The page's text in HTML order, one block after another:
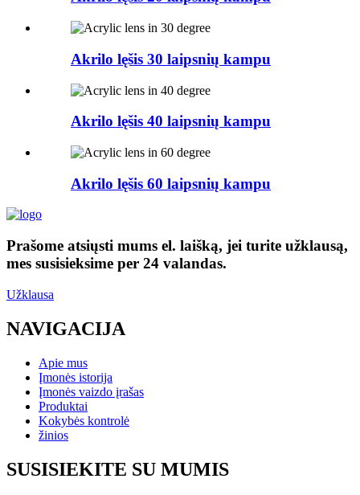
Akrilo lęšis 30 laipsnių kampu
Akrilo lęšis 40 laipsnių kampu
Akrilo lęšis 60 laipsnių kampu
Prašome atsiųsti mums el. laišką, jei turite užklausą,
mes susisieksime per 24 valandas.
Užklausa
NAVIGACIJA
Apie mus
Įmonės istorija
Įmonės vaizdo įrašas
Produktai
Kokybės kontrolė
žinios
SUSISIEKITE SU MUMIS